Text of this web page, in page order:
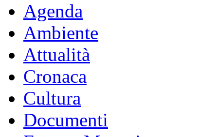
Agenda
Ambiente
Attualità
Cronaca
Cultura
Documenti